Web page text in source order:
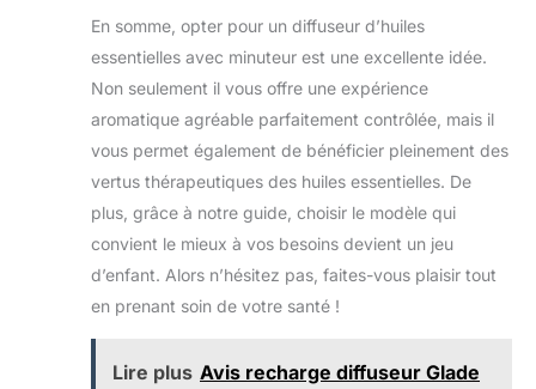
En somme, opter pour un diffuseur d’huiles
essentielles avec minuteur est une excellente idée.
Non seulement il vous offre une expérience
aromatique agréable parfaitement contrôlée, mais il
vous permet également de bénéficier pleinement des
vertus thérapeutiques des huiles essentielles. De
plus, grâce à notre guide, choisir le modèle qui
convient le mieux à vos besoins devient un jeu
d’enfant. Alors n’hésitez pas, faites-vous plaisir tout
en prenant soin de votre santé !
Lire plus Avis recharge diffuseur Glade